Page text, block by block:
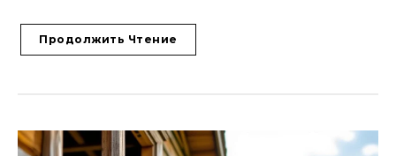
Продолжить Чтение